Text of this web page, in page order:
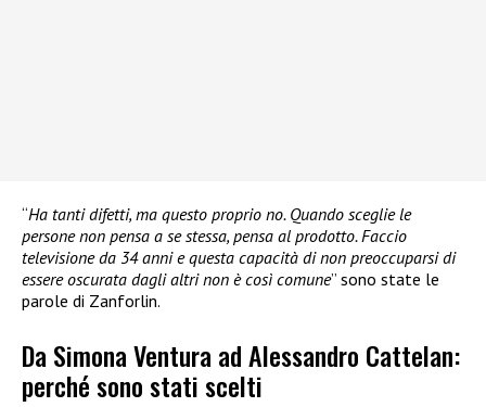
“Ha tanti difetti, ma questo proprio no. Quando sceglie le
persone non pensa a se stessa, pensa al prodotto. Faccio
televisione da 34 anni e questa capacità di non preoccuparsi di
essere oscurata dagli altri non è così comune” sono state le
parole di Zanforlin.
Da Simona Ventura ad Alessandro Cattelan:
perché sono stati scelti